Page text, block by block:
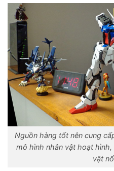
Nguồn hàng tốt nên cung
mô hình nhân vật hoạt
vật